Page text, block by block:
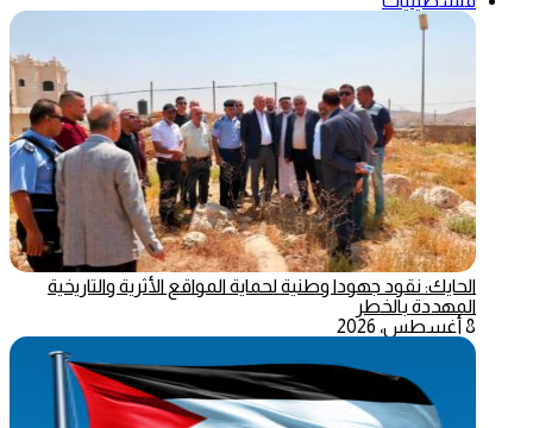
الحايك: نقود جهودا وطنية لحماية المواقع الأثرية والتاريخية
المهددة بالخطر
8 أغسطس، 2026